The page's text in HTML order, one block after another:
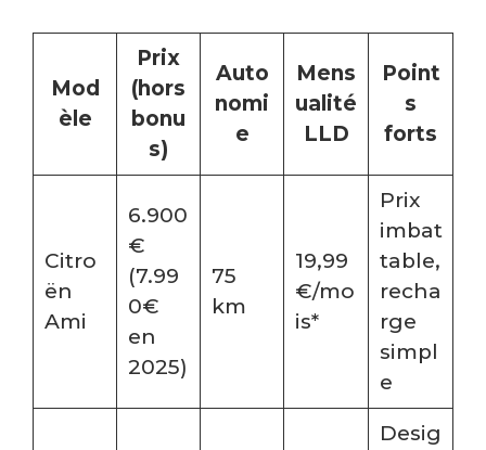
Mod
èle
Prix
(hors
bonu
s)
Auto
nomi
e
Mens
ualité
LLD
Point
s
forts
Citro
ën
Ami
6.900
€
(7.99
0€
en
2025)
75
km
19,99
€/mo
is*
Prix
imbat
table,
recha
rge
simpl
e
Desig